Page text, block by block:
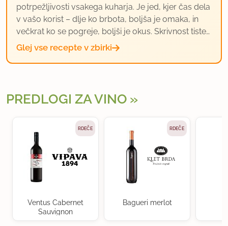
potrpežljivosti vsakega kuharja. Je jed, kjer čas dela
v vašo korist – dlje ko brbota, boljša je omaka, in
večkrat ko se pogreje, boljši je okus. Skrivnost tiste…
Glej vse recepte v zbirki
PREDLOGI ZA VINO
RDEČE
Ventus Cabernet
Sauvignon
RDEČE
Bagueri merlot